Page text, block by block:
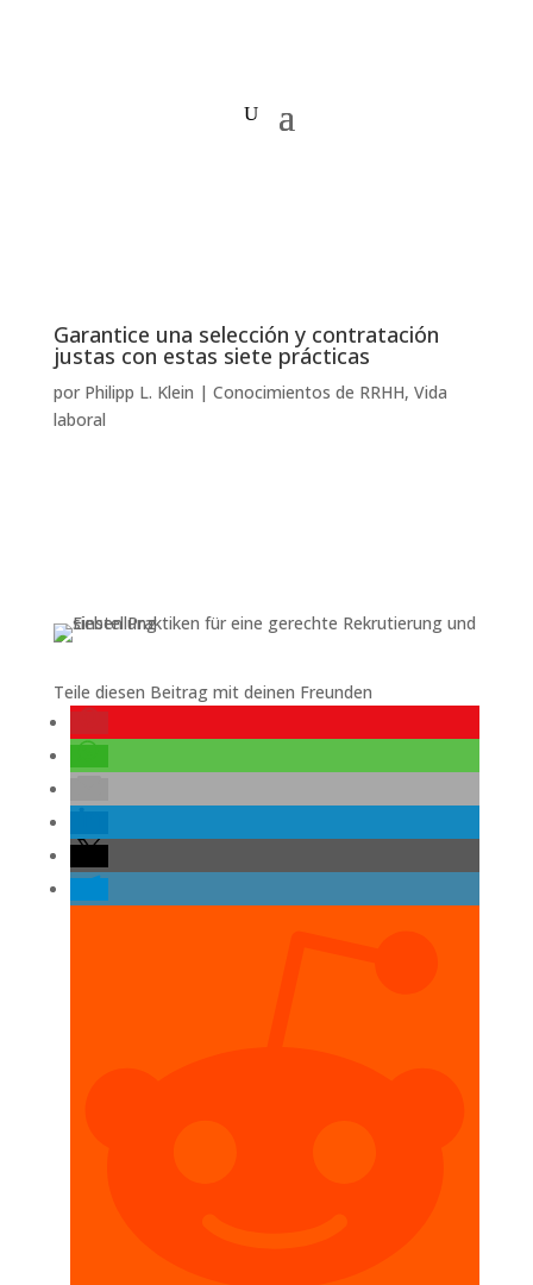
Garantice una selección y contratación
justas con estas siete prácticas
por Philipp L. Klein | Conocimientos de RRHH, Vida
laboral
Teile diesen Beitrag mit deinen Freunden